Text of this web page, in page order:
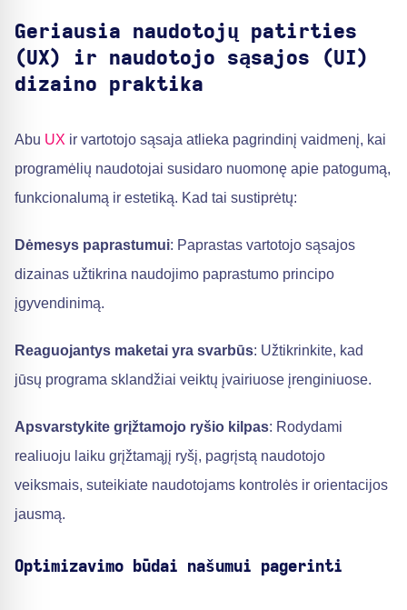
Geriausia naudotojų patirties
(UX) ir naudotojo sąsajos (UI)
dizaino praktika
Abu UX ir vartotojo sąsaja atlieka pagrindinį vaidmenį, kai
programėlių naudotojai susidaro nuomonę apie patogumą,
funkcionalumą ir estetiką. Kad tai sustiprėtų:
Dėmesys paprastumui: Paprastas vartotojo sąsajos
dizainas užtikrina naudojimo paprastumo principo
įgyvendinimą.
Reaguojantys maketai yra svarbūs: Užtikrinkite, kad
jūsų programa sklandžiai veiktų įvairiuose įrenginiuose.
Apsvarstykite grįžtamojo ryšio kilpas: Rodydami
realiuoju laiku grįžtamąjį ryšį, pagrįstą naudotojo
veiksmais, suteikiate naudotojams kontrolės ir orientacijos
jausmą.
Optimizavimo būdai našumui pagerinti